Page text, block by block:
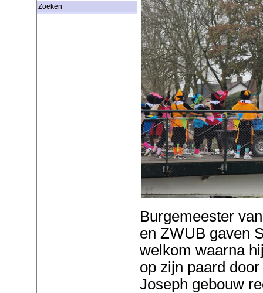
Zoeken
Burgemeester
en ZWUB gaven
welkom waarna
op zijn paard
Joseph gebouw